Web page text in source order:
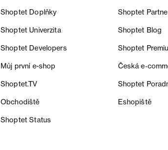
Shoptet Doplňky Shoptet
Shoptet Univerzita Shoptet Blog
Shoptet Developers Shoptet
Můj první e-shop Česká
Shoptet.TV Shoptet
Obchodiště Eshopiště
Shoptet Status